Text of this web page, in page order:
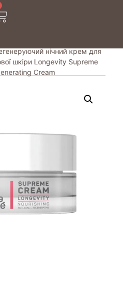
нічний крем для
шкіри Longevity Supreme
Cream